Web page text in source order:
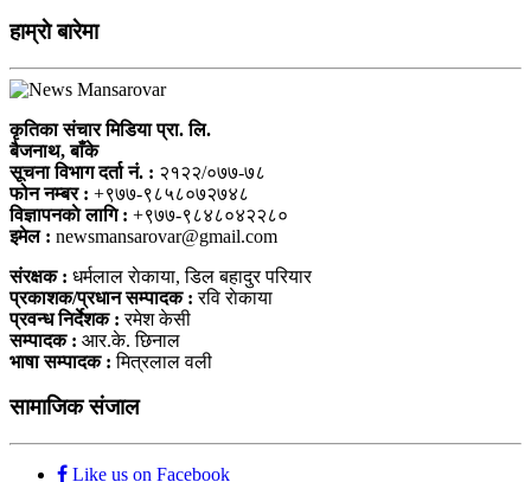
हाम्राे बारेमा
कृतिका संचार मिडिया प्रा. लि.
बैजनाथ, बाँके
सूचना विभाग दर्ता नं. : २१२२/०७७-७८
फोन नम्बर : +९७७-९८५८०७२७४८
विज्ञापनकाे लागि : +९७७-९८४८०४२२८०
इमेल : newsmansarovar@gmail.com
संरक्षक : धर्मलाल राेकाया, डिल बहादुर परियार
प्रकाशक/प्रधान सम्पादक : रवि राेकाया
प्रवन्ध निर्देशक : रमेश केसी
सम्पादक : आर.के. छिनाल
भाषा सम्पादक : मित्रलाल वली
सामाजिक संजाल
Like us on Facebook